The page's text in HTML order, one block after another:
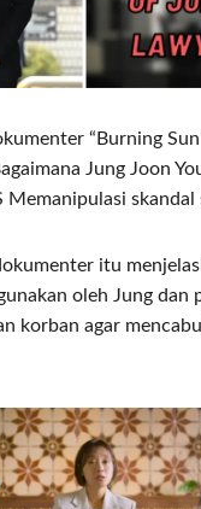
“Burning
Jung Joon
Memanipulasi skandal
itu
oleh Jung dan
korban agar